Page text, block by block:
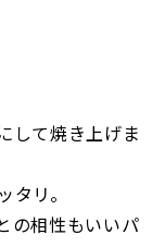
して焼き上げま
リ。
の相性もいいパ